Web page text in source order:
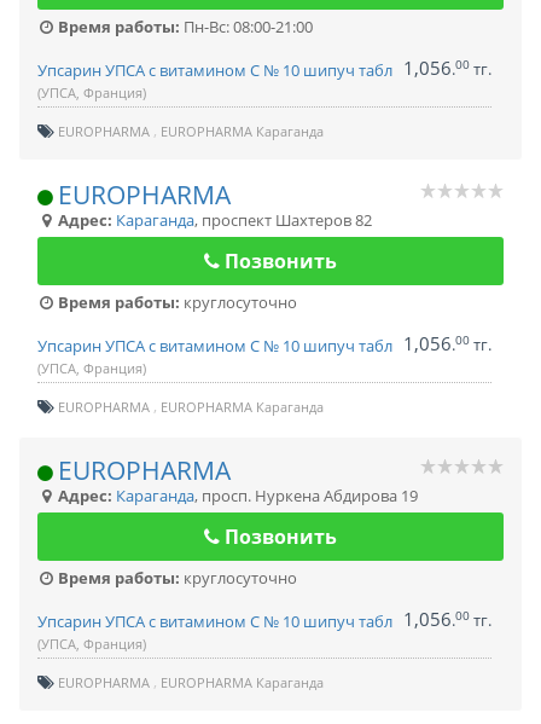
Время работы: Пн-Вс: 08:00-21:00
Упсарин УПСА с витамином С № 10 шипуч табл
(УПСА, Франция)
1,056.00 тг.
EUROPHARMA EUROPHARMA Караганда
EUROPHARMA
Адрес: Караганда, проспект Шахтеров 82
Позвонить
Время работы: круглосуточно
Упсарин УПСА с витамином С № 10 шипуч табл
(УПСА, Франция)
1,056.00 тг.
EUROPHARMA EUROPHARMA Караганда
EUROPHARMA
Адрес: Караганда, просп. Нуркена Абдирова 19
Позвонить
Время работы: круглосуточно
Упсарин УПСА с витамином С № 10 шипуч табл
(УПСА, Франция)
1,056.00 тг.
EUROPHARMA EUROPHARMA Караганда